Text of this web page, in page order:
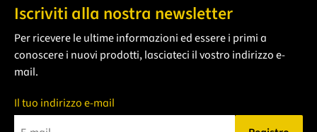
Iscriviti alla nostra newsletter
Per ricevere le ultime informazioni ed essere i primi a
conoscere i nuovi prodotti, lasciateci il vostro indirizzo e-
mail.
Il tuo indirizzo e-mail